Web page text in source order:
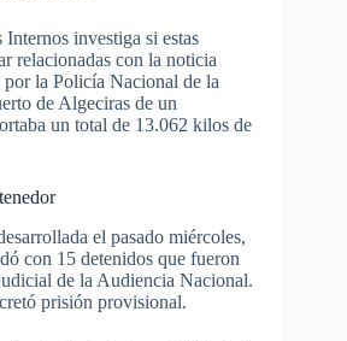
investiga si estas
relacionadas con la noticia
por la Policía Nacional de la
de Algeciras de un
un total de 13.062 kilos de
el pasado miércoles,
con 15 detenidos que fueron
de la Audiencia Nacional.
prisión provisional.